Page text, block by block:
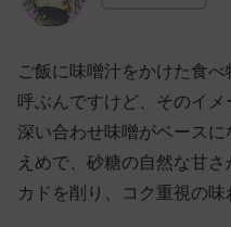
ご飯に味噌汁をかけた食
呼ぶんですけど、そのイ
深い合わせ味噌がベース
えめで、砂糖の自然な甘
カドを削り、コク重視の味